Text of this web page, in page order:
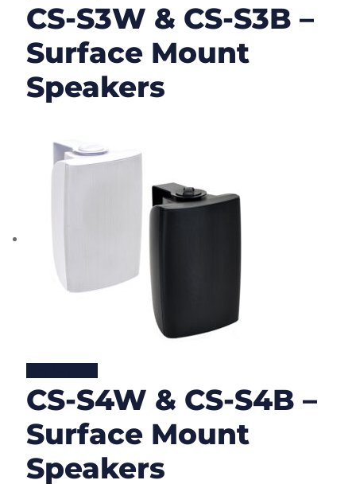
CS-S3W & CS-S3B –
Surface Mount
Speakers
CS-S4W & CS-S4B –
Surface Mount
Speakers